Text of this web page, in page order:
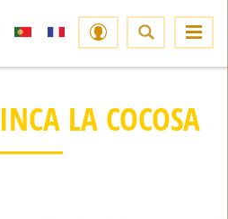
LA COCOSA